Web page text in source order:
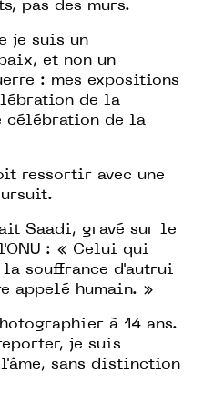
pas des murs.
je suis un
et non un
: mes expositions
de la
célébration de la
ressortir avec une
Saadi, gravé sur le
: « Celui qui
souffrance d'autrui
appelé humain. »
à 14 ans.
je suis
sans distinction